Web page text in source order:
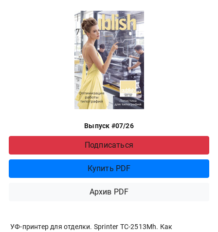
Выпуск #07/26
Подписаться
Купить PDF
Архив PDF
УФ-принтер для отделки. Sprinter ТС-2513Mh. Как